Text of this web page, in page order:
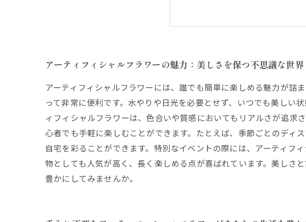
季節ごとのディスプレイア
特別なイベントを彩るアー
あなたのライフスタイルに
アーティフィシャルフラワーの魅力：美しさを保つ不思議な世界
アーティフィシャルフラワーには、誰でも簡単に楽しめる魅力が詰
って非常に便利です。水やりや日光を必要とせず、いつでも美しい
ィフィシャルフラワーは、色合いや質感においてもリアルさが追求
心者でも手軽に楽しむことができます。たとえば、季節ごとのディ
自宅を彩ることができます。特別なイベントの際には、アーティフ
物としても人気が高く、長く楽しめる点が喜ばれています。美しさ
豊かにしてみませんか。